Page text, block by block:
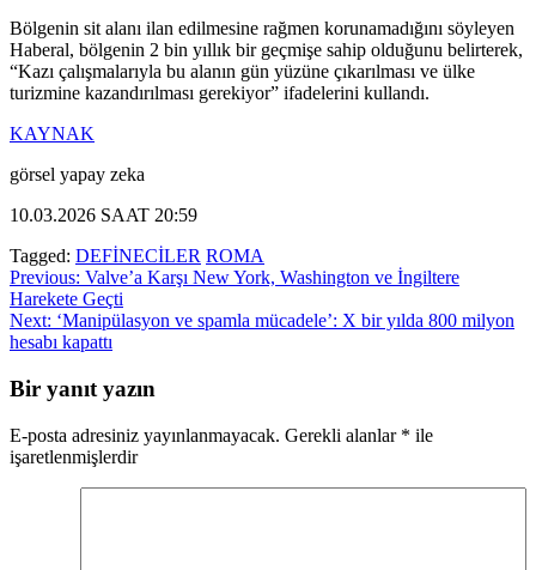
Bölgenin sit alanı ilan edilmesine rağmen korunamadığını söyleyen
Haberal, bölgenin 2 bin yıllık bir geçmişe sahip olduğunu belirterek,
“Kazı çalışmalarıyla bu alanın gün yüzüne çıkarılması ve ülke
turizmine kazandırılması gerekiyor” ifadelerini kullandı.
KAYNAK
görsel yapay zeka
10.03.2026 SAAT 20:59
Tagged: DEFİNECİLER ROMA
Yazı
gezinmesi
Previous: Valve’a Karşı New York, Washington ve İngiltere
Harekete Geçti
Next: ‘Manipülasyon ve spamla mücadele’: X bir yılda 800 milyon
hesabı kapattı
Bir yanıt yazın
E-posta adresiniz yayınlanmayacak. Gerekli alanlar * ile
işaretlenmişlerdir